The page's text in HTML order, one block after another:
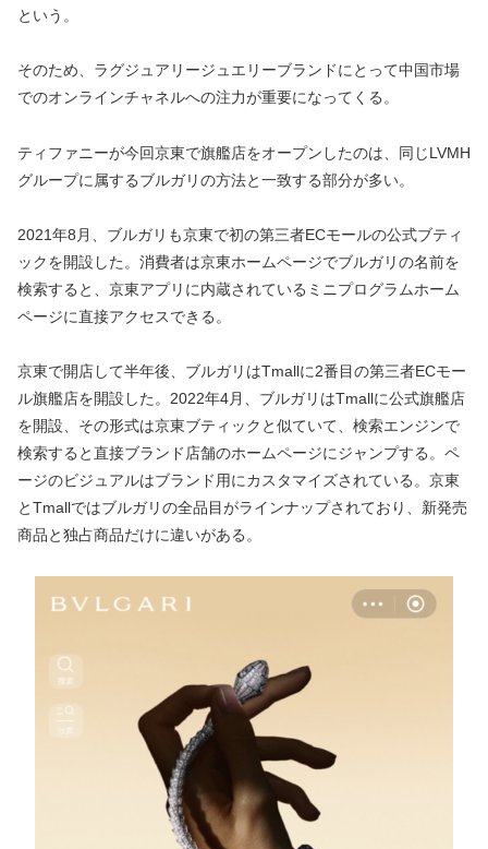
という。
そのため、ラグジュアリージュエリーブランドにとって中国市場
でのオンラインチャネルへの注力が重要になってくる。
ティファニーが今回京東で旗艦店をオープンしたのは、同じLVMH
グループに属するブルガリの方法と一致する部分が多い。
2021年8月、ブルガリも京東で初の第三者ECモールの公式ブティ
ックを開設した。消費者は京東ホームページでブルガリの名前を
検索すると、京東アプリに内蔵されているミニプログラムホーム
ページに直接アクセスできる。
京東で開店して半年後、ブルガリはTmallに2番目の第三者ECモー
ル旗艦店を開設した。2022年4月、ブルガリはTmallに公式旗艦店
を開設、その形式は京東ブティックと似ていて、検索エンジンで
検索すると直接ブランド店舗のホームページにジャンプする。ペ
ージのビジュアルはブランド用にカスタマイズされている。京東
とTmallではブルガリの全品目がラインナップされており、新発売
商品と独占商品だけに違いがある。